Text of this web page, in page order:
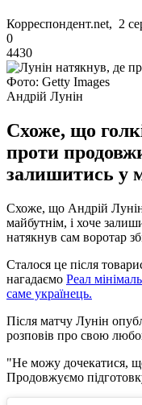
Корреспондент.net, 2
0
4430
Фото: Getty Images
Андрій Лунін
Схоже, що
проти
залишитись у
Схоже, що Андрій Лунін
майбутнім, і хоче
натякнув сам воротар
Сталося це після
нагадаємо Реал
саме українець.
Після матчу Лунін
розповів про свою
"Не можу дочекатися,
Продовжуємо